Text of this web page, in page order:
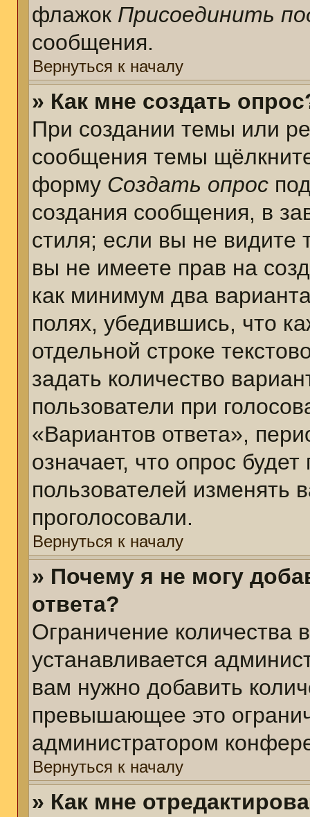
флажок Присоединить
сообщения.
Вернуться к началу
» Как мне создать
При создании темы или
сообщения темы
форму Создать опрос
создания сообщения, в
стиля; если вы не видите
вы не имеете прав на
как минимум два
полях, убедившись, что
отдельной строке
задать количество
пользователи при
«Вариантов ответа»,
означает, что опрос
пользователей изменять
проголосовали.
Вернуться к началу
» Почему я не могу
ответа?
Ограничение количества
устанавливается
вам нужно добавить
превышающее это
администратором
Вернуться к началу
» Как мне